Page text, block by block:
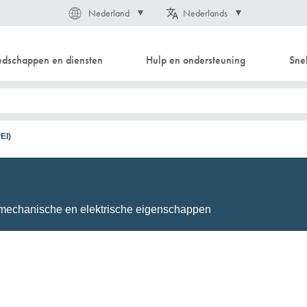
Land Nederland Taal Nederlands
Industriële slangen
Compensator
en diensten
3D CAD-bestand downloaden
Hulp en ondersteuning
Instructievideo's
en elektrische eigenschappen